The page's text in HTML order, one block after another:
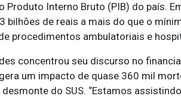
Produto Interno Bruto (PIB) do país.
bilhões de reais a mais do que o
procedimentos ambulatoriais e
concentrou seu discurso no
um impacto de quase 360 mil
do SUS. “Estamos